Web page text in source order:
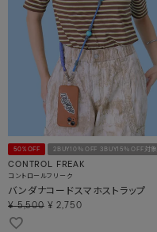
50%OFF 2BUY10％OFF 3BUY15％OFF対象
CONTROL FREAK
コントロールフリーク
バンダナコードスマホストラップ
¥ 5,500 ¥ 2,750